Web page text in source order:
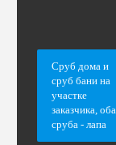
Сруб дома и
сруб бани на
участке
заказчика, оба
сруба - лапа